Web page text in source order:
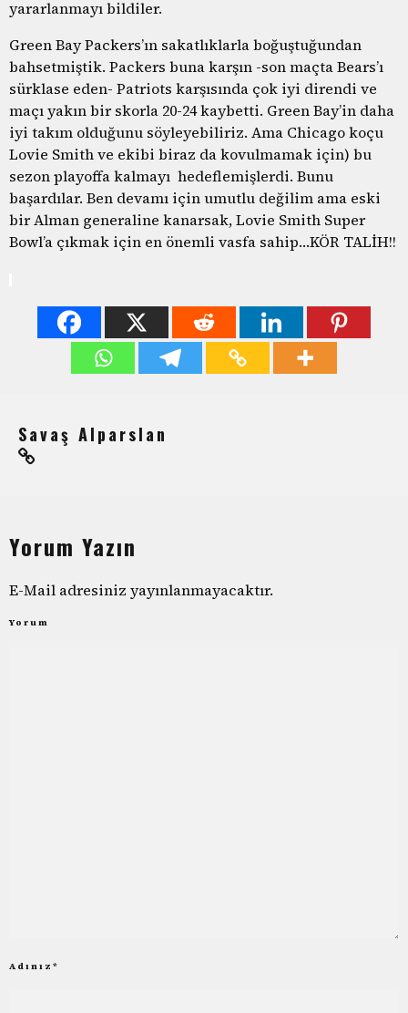
yararlanmayı bildiler.
Green Bay Packers’ın sakatlıklarla boğuştuğundan
bahsetmiştik. Packers buna karşın -son maçta Bears’ı
sürklase eden- Patriots karşısında çok iyi direndi ve
maçı yakın bir skorla 20-24 kaybetti. Green Bay’in daha
iyi takım olduğunu söyleyebiliriz. Ama Chicago koçu
Lovie Smith ve ekibi biraz da kovulmamak için) bu
sezon playoffa kalmayı hedeflemişlerdi. Bunu
başardılar. Ben devamı için umutlu değilim ama eski
bir Alman generaline kanarsak, Lovie Smith Super
Bowl’a çıkmak için en önemli vasfa sahip…KÖR TALİH!!
Savaş Alparslan
Yorum Yazın
E-Mail adresiniz yayınlanmayacaktır.
Yorum
Adınız *